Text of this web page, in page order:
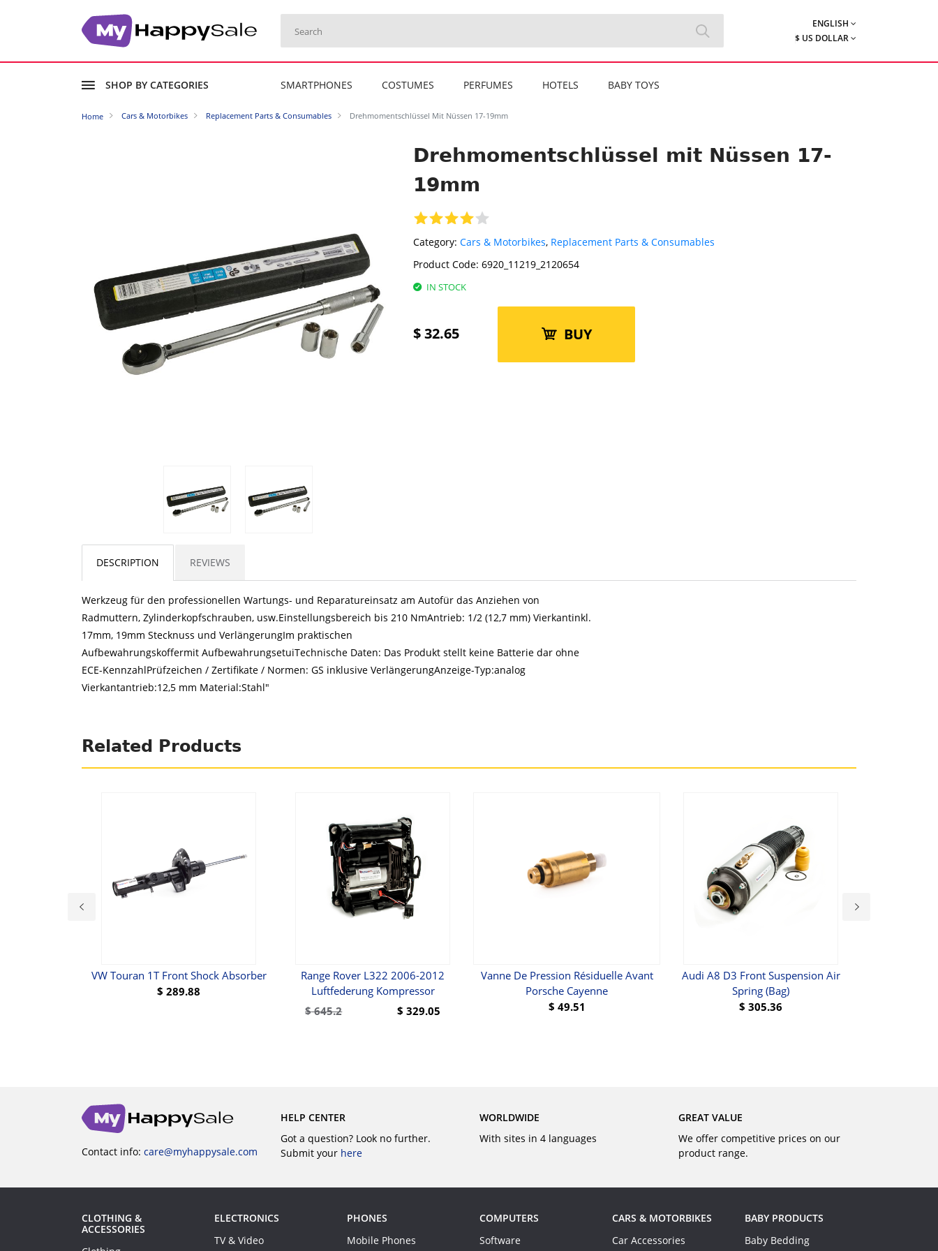
ENGLISH
$ US DOLLAR
SHOP BY CATEGORIES SMARTPHONES COSTUMES PERFUMES HOTELS BABY TOYS
Home Cars & Motorbikes Replacement Parts & Consumables Drehmomentschlüssel Mit Nüssen 17-19mm
Drehmomentschlüssel mit Nüssen 17-
19mm
Category: Cars & Motorbikes, Replacement Parts & Consumables
Product Code: 6920_11219_2120654
IN STOCK
$32.65 BUY
DESCRIPTION REVIEWS
Werkzeug für den professionellen Wartungs- und Reparatureinsatz am Autofür das Anziehen von
Radmuttern, Zylinderkopfschrauben, usw.Einstellungsbereich bis 210 NmAntrieb: 1/2 (12,7 mm) Vierkantinkl.
17mm, 19mm Stecknuss und VerlängerungIm praktischen
Aufbewahrungskoffermit AufbewahrungsetuiTechnische Daten: Das Produkt stellt keine Batterie dar ohne
ECE-KennzahlPrüfzeichen / Zertifikate / Normen: GS inklusive VerlängerungAnzeige-Typ:analog
Vierkantantrieb:12,5 mm Material:Stahl"
Related Products
VW Touran 1T Front Shock Absorber
$ 289.88
Range Rover L322 2006-2012
Luftfederung Kompressor
$645.2 $ 329.05
Vanne De Pression Résiduelle Avant
Porsche Cayenne
$ 49.51
Audi A8 D3 Front Suspension Air
Spring (Bag)
$ 305.36
Contact info: care@myhappysale.com
HELP CENTER
Got a question? Look no further.
Submit your here
WORLDWIDE
With sites in 4 languages
GREAT VALUE
We offer competitive prices on our
product range.
CLOTHING &
ACCESSORIES
ELECTRONICS
TV & Video
PHONES
Mobile Phones
COMPUTERS
Software
CARS & MOTORBIKES
Car Accessories
BABY PRODUCTS
Baby Bedding